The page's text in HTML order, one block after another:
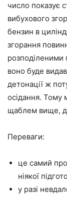
число показує
вибухового
бензин в
згорання
розподіленими
воно буде
детонації ж
осідання. Тому
щаблем вище,
Переваги:
це самий
ніякої
у разі